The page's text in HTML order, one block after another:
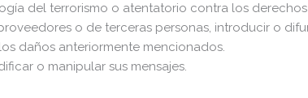
del terrorismo o atentatorio contra los derechos
o de terceras personas, introducir o
daños anteriormente mencionados.
o manipular sus mensajes.